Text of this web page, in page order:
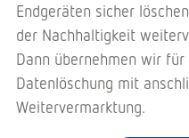
Endgeräten sicher
der Nachhaltigkeit
Dann übernehmen wir
Datenlöschung mit
Weitervermarktung.